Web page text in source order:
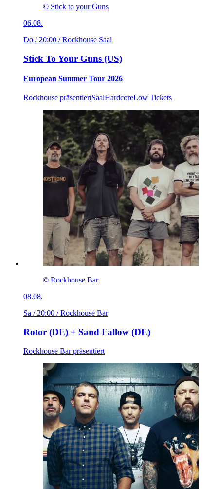
© Stick to your Guns
06.08.
Do / 20:00 / Rockhouse Saal
Stick To Your Guns (US)
European Summer Tour 2026
Rockhouse präsentiertSaalHardcoreLow Tickets
© Rockhouse Bar
08.08.
Sa / 20:00 / Rockhouse Bar
Rotor (DE) + Sand Fallow (DE)
Rockhouse Bar präsentiert